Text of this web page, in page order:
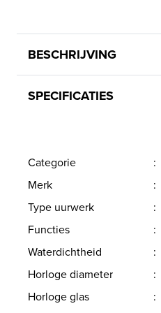
BESCHRIJVING
SPECIFICATIES
Categorie :
Merk
:
Type uurwerk
:
Functies
:
Waterdichtheid
:
Horloge diameter
:
Horloge glas
: